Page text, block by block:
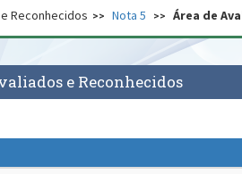
Gabinete de Segurança
Reconhecidos Nota 5 Área de
e Reconhecidos